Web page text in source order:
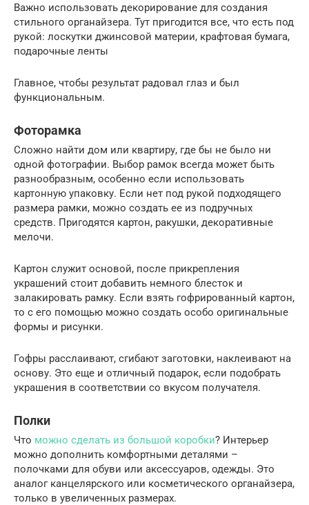
Важно использовать декорирование для создания
стильного органайзера. Тут пригодится все, что есть под
рукой: лоскутки джинсовой материи, крафтовая бумага,
подарочные ленты
Главное, чтобы результат радовал глаз и был
функциональным.
Фоторамка
Сложно найти дом или квартиру, где бы не было ни
одной фотографии. Выбор рамок всегда может быть
разнообразным, особенно если использовать
картонную упаковку. Если нет под рукой подходящего
размера рамки, можно создать ее из подручных
средств. Пригодятся картон, ракушки, декоративные
мелочи.
Картон служит основой, после прикрепления
украшений стоит добавить немного блесток и
залакировать рамку. Если взять гофрированный картон,
то с его помощью можно создать особо оригинальные
формы и рисунки.
Гофры расслаивают, сгибают заготовки, наклеивают на
основу. Это еще и отличный подарок, если подобрать
украшения в соответствии со вкусом получателя.
Полки
Что можно сделать из большой коробки? Интерьер
можно дополнить комфортными деталями –
полочками для обуви или аксессуаров, одежды. Это
аналог канцелярского или косметического органайзера,
только в увеличенных размерах.